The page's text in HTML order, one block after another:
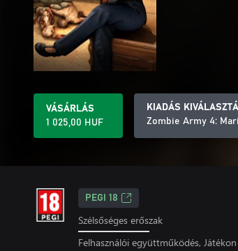
VÁSÁRLÁS
1 025,00 HUF
KIADÁS
Zombie Army 4:
PEGI 18
Szélsőséges erőszak
Felhasználói együttműködés,